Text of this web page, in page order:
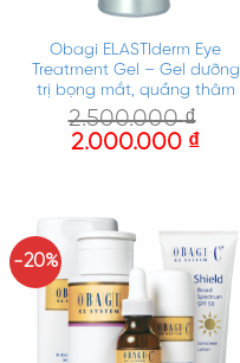
Obagi ELASTIderm Eye
Treatment Gel – Gel dưỡng
trị bọng mắt, quầng thâm
2.500.000₫
2.000.000 ₫
-20%